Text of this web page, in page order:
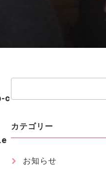
c
カテゴリー
お知らせ